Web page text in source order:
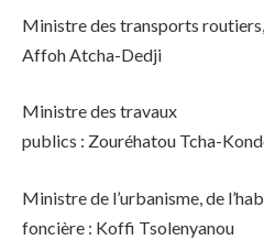
Ministre des transports
Affoh Atcha-Dedji
Ministre des travaux
publics : Zouréhatou Tcha-
Ministre de l’urbanisme, de
foncière : Koffi Tsolenyanou